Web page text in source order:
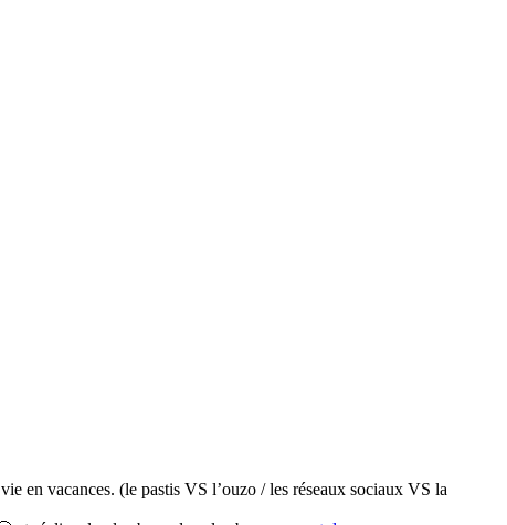
en vacances. (le pastis VS l’ouzo / les réseaux sociaux VS la